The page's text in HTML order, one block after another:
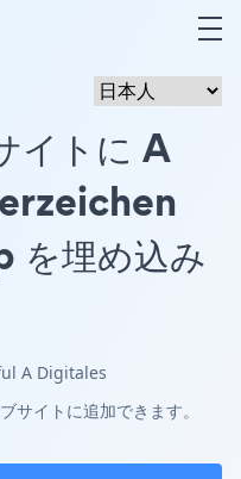
イトに A
を埋め込み
A Digitales
イトに追加できます。